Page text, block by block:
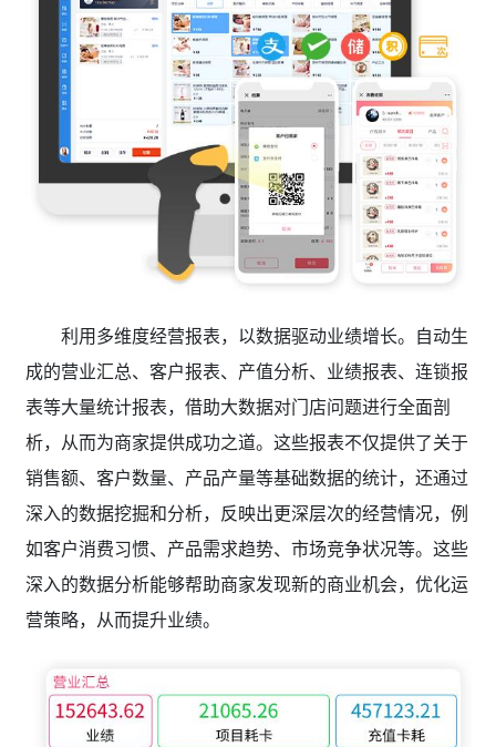
利用多维度经营报表，以数据驱动业绩增长。自动生
成的营业汇总、客户报表、产值分析、业绩报表、连锁报
表等大量统计报表，借助大数据对门店问题进行全面剖
析，从而为商家提供成功之道。这些报表不仅提供了关于
销售额、客户数量、产品产量等基础数据的统计，还通过
深入的数据挖掘和分析，反映出更深层次的经营情况，例
如客户消费习惯、产品需求趋势、市场竞争状况等。这些
深入的数据分析能够帮助商家发现新的商业机会，优化运
营策略，从而提升业绩。